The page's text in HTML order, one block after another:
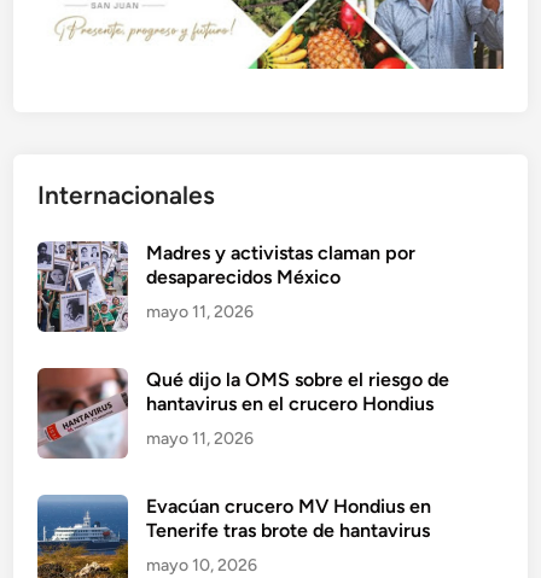
Internacionales
Madres y activistas claman por
desaparecidos México
mayo 11, 2026
Qué dijo la OMS sobre el riesgo de
hantavirus en el crucero Hondius
mayo 11, 2026
Evacúan crucero MV Hondius en
Tenerife tras brote de hantavirus
mayo 10, 2026